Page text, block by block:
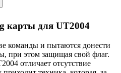
карты для UT2004
команды и пытаются донести
при этом защищая свой флаг.
отличает отсутствие